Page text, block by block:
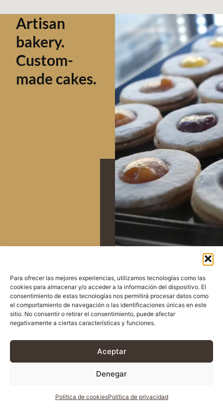
Para ofrecer las mejores experiencias, utilizamos tecnologías como las
cookies para almacenar y/o acceder a la información del dispositivo. El
consentimiento de estas tecnologías nos permitirá procesar datos como
el comportamiento de navegación o las identificaciones únicas en este
sitio. No consentir o retirar el consentimiento, puede afectar
negativamente a ciertas características y funciones.
Aceptar
Denegar
Política de cookiesPolítica de privacidad
Artisan
bakery.
Custom-
made cakes.
Legal Pages
AVISO LEGAL
POLÍTICA DE PRIVACIDAD
POLÍTICA DE COOKIES
Location
Manacor: Carrer de na
Balèria, 3, 07500
Manacor
forncanamer@gmail.com